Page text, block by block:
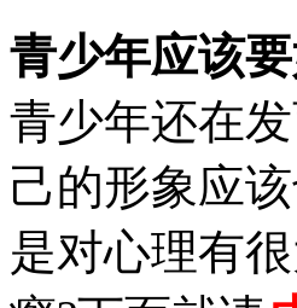
青少年应该
青少年还在
己的形象应
是对心理有